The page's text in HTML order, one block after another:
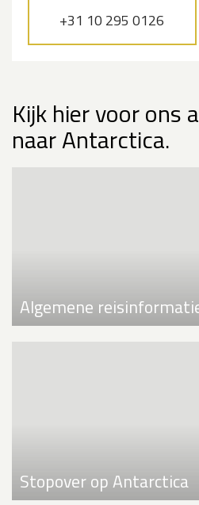
+31 10 295 0126
Kijk hier voor ons
naar Antarctica.
Algemene
Stopover op Antarctica